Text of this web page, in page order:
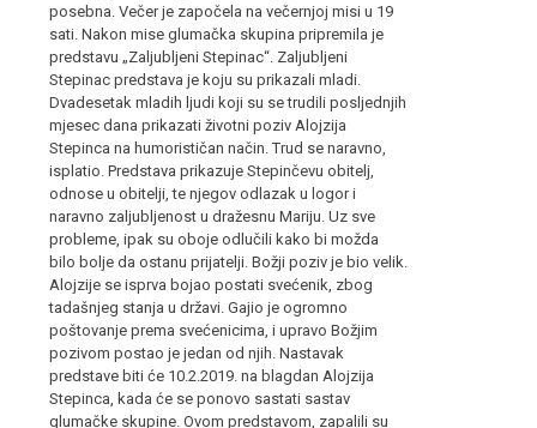
posebna. Večer je započela na večernjoj misi u 19
sati. Nakon mise glumačka skupina pripremila je
predstavu „Zaljubljeni Stepinac“. Zaljubljeni
Stepinac predstava je koju su prikazali mladi.
Dvadesetak mladih ljudi koji su se trudili posljednjih
mjesec dana prikazati životni poziv Alojzija
Stepinca na humorističan način. Trud se naravno,
isplatio. Predstava prikazuje Stepinčevu obitelj,
odnose u obitelji, te njegov odlazak u logor i
naravno zaljubljenost u dražesnu Mariju. Uz sve
probleme, ipak su oboje odlučili kako bi možda
bilo bolje da ostanu prijatelji. Božji poziv je bio velik.
Alojzije se isprva bojao postati svećenik, zbog
tadašnjeg stanja u državi. Gajio je ogromno
poštovanje prema svećenicima, i upravo Božjim
pozivom postao je jedan od njih. Nastavak
predstave biti će 10.2.2019. na blagdan Alojzija
Stepinca, kada će se ponovo sastati sastav
glumačke skupine. Ovom predstavom, zapalili su